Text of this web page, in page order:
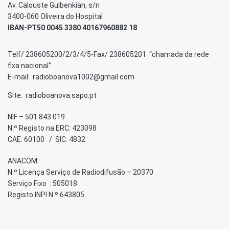
Av. Calouste Gulbenkian, s/n
3400-060 Oliveira do Hospital
IBAN-PT50 0045 3380 40167960882 18
Telf/ 238605200/2/3/4/5-Fax/ 238605201 “chamada da rede
fixa nacional”
E-mail: radioboanova1002@gmail.com
Site: radioboanova.sapo.pt
NIF – 501 843 019
N.º Registo na ERC: 423098
CAE: 60100 / SIC: 4832
ANACOM:
N.º Licença Serviço de Radiodifusão – 20370
Serviço Fixo : 505018
Registo INPI N.º 643805